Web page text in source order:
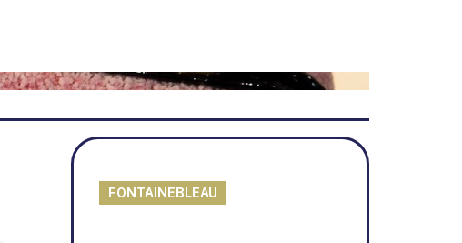
FONTAINEBLEAU